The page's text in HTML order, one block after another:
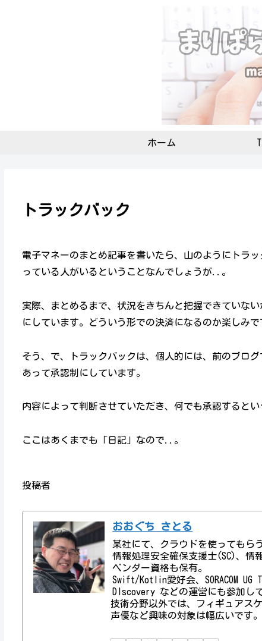
ホーム
トラックバック
電子マネーのまとめ記事を書いたら、山のようにトラ
っている人がいるということなんでしょうが..。
実際、まとめるまで、状況をきちんと把握できていな
にしています。どういう形での決済になるのか楽しみで
そう、で、トラックバックは、個人的には、前のブロ
あって承認制にしています。
内容によって判断させていただき、何でも承認すると
ここはあくまでも「日記」なので..。
投稿者
おおぐち さとる
某社にて、クラウドを使ってもら
情報処理安全確保支援士(SC)、情
ベンダー資格も保有。
Swift/Kotlin愛好会、SORACOM
DIscovery などの運営にも参加し
技術分野以外では、フィギュアス
声優など興味の対象は幅広いです。